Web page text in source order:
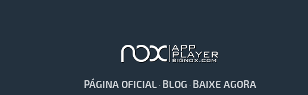
PÁGINA OFICIAL · BLOG · BAIXE AGORA